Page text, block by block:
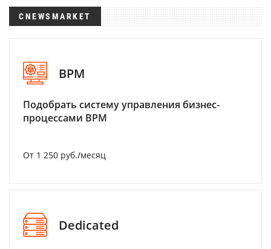
CNEWSMARKET
BPM
Подобрать систему управления бизнес-
процессами BPM
От 1 250 руб./месяц
Dedicated